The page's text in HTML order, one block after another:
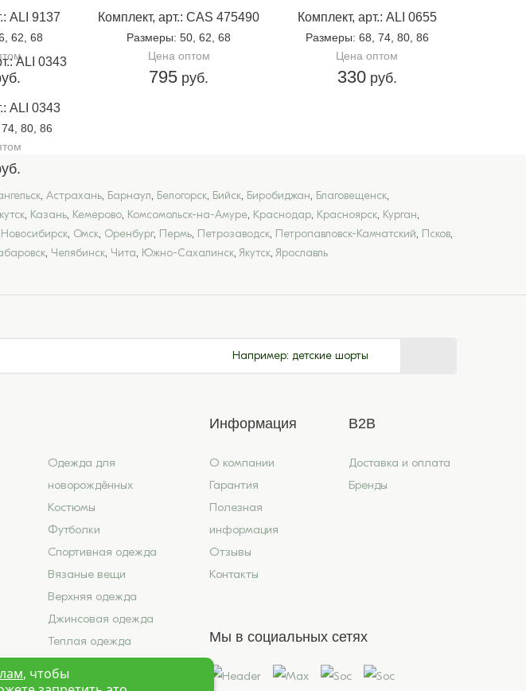
ALI 9137
62, 68
Комплект, арт.: CAS 475490
Размеры: 50, 62, 68
Цена оптом
795 руб.
Комплект, арт.: ALI 0655
Размеры: 68, 74, 80, 86
Цена оптом
330руб.
ALI 0343
80, 86
, Астрахань, Барнаул, Белогорск, Бийск, Биробиджан, Благовещенск,
, Казань, Кемерово, Комсомольск-на-Амуре, Краснодар, Красноярск, Курган,
Новосибирск, Омск, Оренбург, Пермь, Петрозаводск, Петропавловск-Камчатский, Псков,
, Челябинск, Чита, Южно-Сахалинск, Якутск, Ярославль
Например: детские шорты
Одежда для
новорождённых
Костюмы
Футболки
Спортивная одежда
Вязаные вещи
Верхняя одежда
Джинсовая одежда
Теплая одежда
Информация
О компании
Гарантия
Полезная
информация
Отзывы
Контакты
B2B
Доставка и оплата
Бренды
Мы в социальных сетях
, чтобы